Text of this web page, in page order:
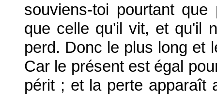
souviens-toi pourtant
que celle qu'il vit, et qu'il
perd. Donc le plus long et
Car le présent est égal
périt ; et la perte apparaît